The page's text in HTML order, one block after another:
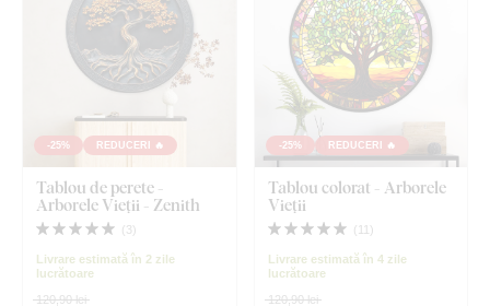
-25% REDUCERI 🔥
Tablou de perete -
Arborele Vieții - Zenith
( 3)
Livrare estimată în 2 zile
lucrătoare
120,90 lei
-25% REDUCERI 🔥
Tablou colorat - Arborele
Vieții
( 11 )
Livrare estimată în 4 zile
lucrătoare
120,90 lei